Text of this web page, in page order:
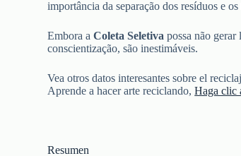
importância da separação dos resíduos e
Embora aColeta Seletiva possa não
conscientização, são inestimáveis.
Vea otros datos interesantes sobre el
Aprende a hacer arte reciclando,Haga clic
Resumen